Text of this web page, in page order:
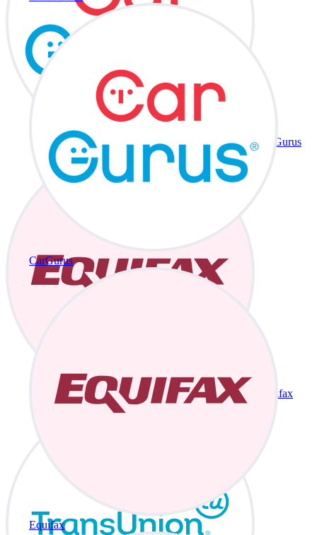
CarGurus
Equifax
CarGurus
Equifax